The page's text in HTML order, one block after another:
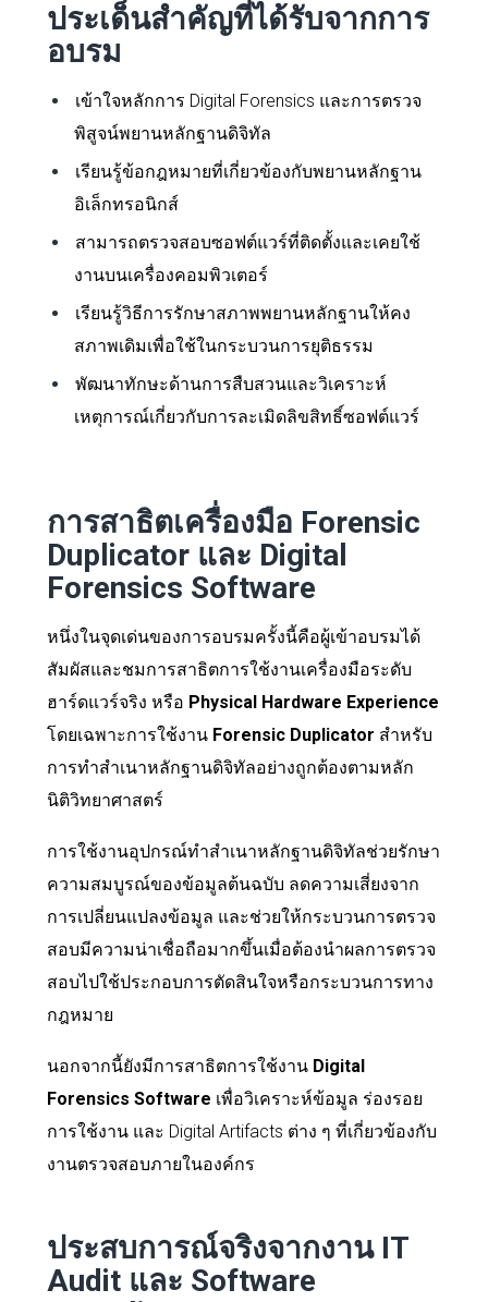
ประเด็นสำคัญที่ได้รับจากการ
อบรม
เข้าใจหลักการ Digital Forensics และการตรวจ
พิสูจน์พยานหลักฐานดิจิทัล
เรียนรู้ข้อกฎหมายที่เกี่ยวข้องกับพยานหลักฐาน
อิเล็กทรอนิกส์
สามารถตรวจสอบซอฟต์แวร์ที่ติดตั้งและเคยใช้
งานบนเครื่องคอมพิวเตอร์
เรียนรู้วิธีการรักษาสภาพพยานหลักฐานให้คง
สภาพเดิมเพื่อใช้ในกระบวนการยุติธรรม
พัฒนาทักษะด้านการสืบสวนและวิเคราะห์
เหตุการณ์เกี่ยวกับการละเมิดลิขสิทธิ์ซอฟต์แวร์
การสาธิตเครื่องมือ Forensic
Duplicator และ Digital
Forensics Software
หนึ่งในจุดเด่นของการอบรมครั้งนี้คือผู้เข้าอบรมได้
สัมผัสและชมการสาธิตการใช้งานเครื่องมือระดับ
ฮาร์ดแวร์จริง หรือ Physical Hardware Experience
โดยเฉพาะการใช้งาน Forensic Duplicator สำหรับ
การทำสำเนาหลักฐานดิจิทัลอย่างถูกต้องตามหลัก
นิติวิทยาศาสตร์
การใช้งานอุปกรณ์ทำสำเนาหลักฐานดิจิทัลช่วยรักษา
ความสมบูรณ์ของข้อมูลต้นฉบับ ลดความเสี่ยงจาก
การเปลี่ยนแปลงข้อมูล และช่วยให้กระบวนการตรวจ
สอบมีความน่าเชื่อถือมากขึ้นเมื่อต้องนำผลการตรวจ
สอบไปใช้ประกอบการตัดสินใจหรือกระบวนการทาง
กฎหมาย
นอกจากนี้ยังมีการสาธิตการใช้งาน Digital
Forensics Software เพื่อวิเคราะห์ข้อมูล ร่องรอย
การใช้งาน และ Digital Artifacts ต่าง ๆ ที่เกี่ยวข้องกับ
งานตรวจสอบภายในองค์กร
ประสบการณ์จริงจากงาน IT
Audit และ Software